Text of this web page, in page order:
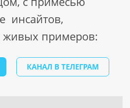
инсайтов,
живых примеров:
КАНАЛ В ТЕЛЕГРАМ